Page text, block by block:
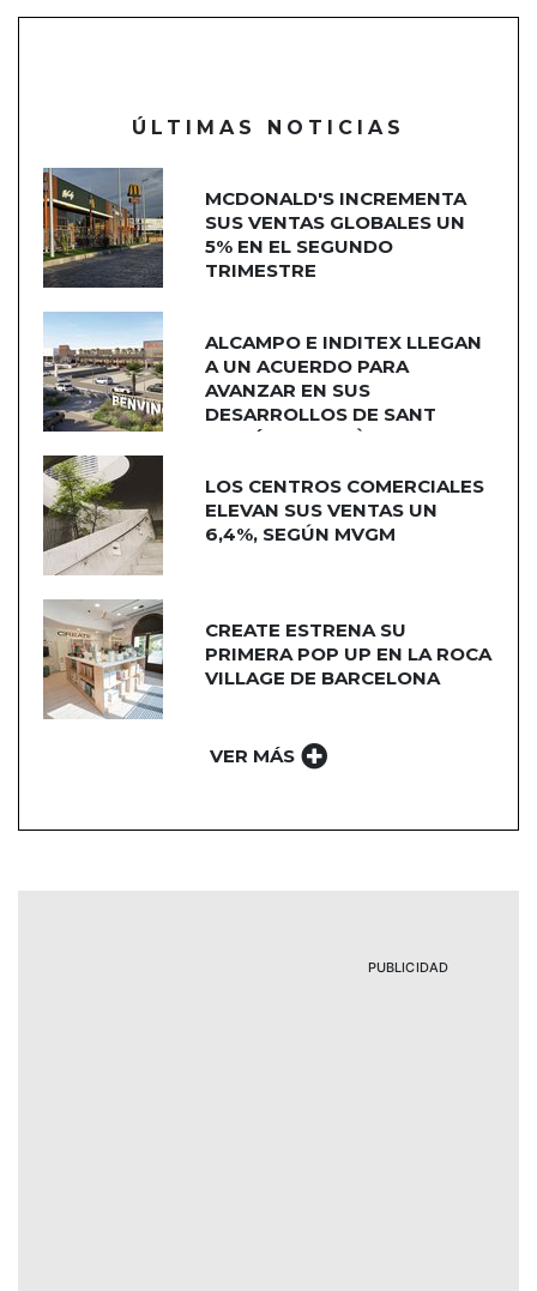
ÚLTIMAS NOTICIAS
MCDONALD'S INCREMENTA
SUS VENTAS GLOBALES UN
5% EN EL SEGUNDO
TRIMESTRE
ALCAMPO E INDITEX LLEGAN
A UN ACUERDO PARA
AVANZAR EN SUS
DESARROLLOS DE SANT
ADRIÁN DE BESÒS
LOS CENTROS COMERCIALES
ELEVAN SUS VENTAS UN
6,4%, SEGÚN MVGM
CREATE ESTRENA SU
PRIMERA POP UP EN LA ROCA
VILLAGE DE BARCELONA
VER MÁS
PUBLICIDAD